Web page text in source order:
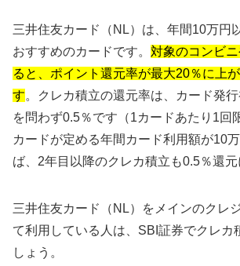
三井住友カード（NL）は、年間10万円
おすすめのカードです。 対象のコンビ
ると、ポイント還元率が最大20％に上
す。クレカ積立の還元率は、カード発
を問わず0.5％です（1カードあたり1回
カードが定める年間カード利用額が10
ば、2年目以降のクレカ積立も0.5％還元
三井住友カード（NL）をメインのクレ
て利用している人は、SBI証券でクレカ
しょう。